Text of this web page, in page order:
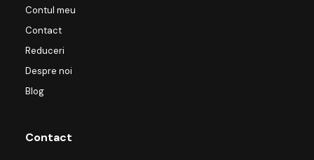
Contul meu
Contact
Reduceri
Despre noi
Blog
Contact